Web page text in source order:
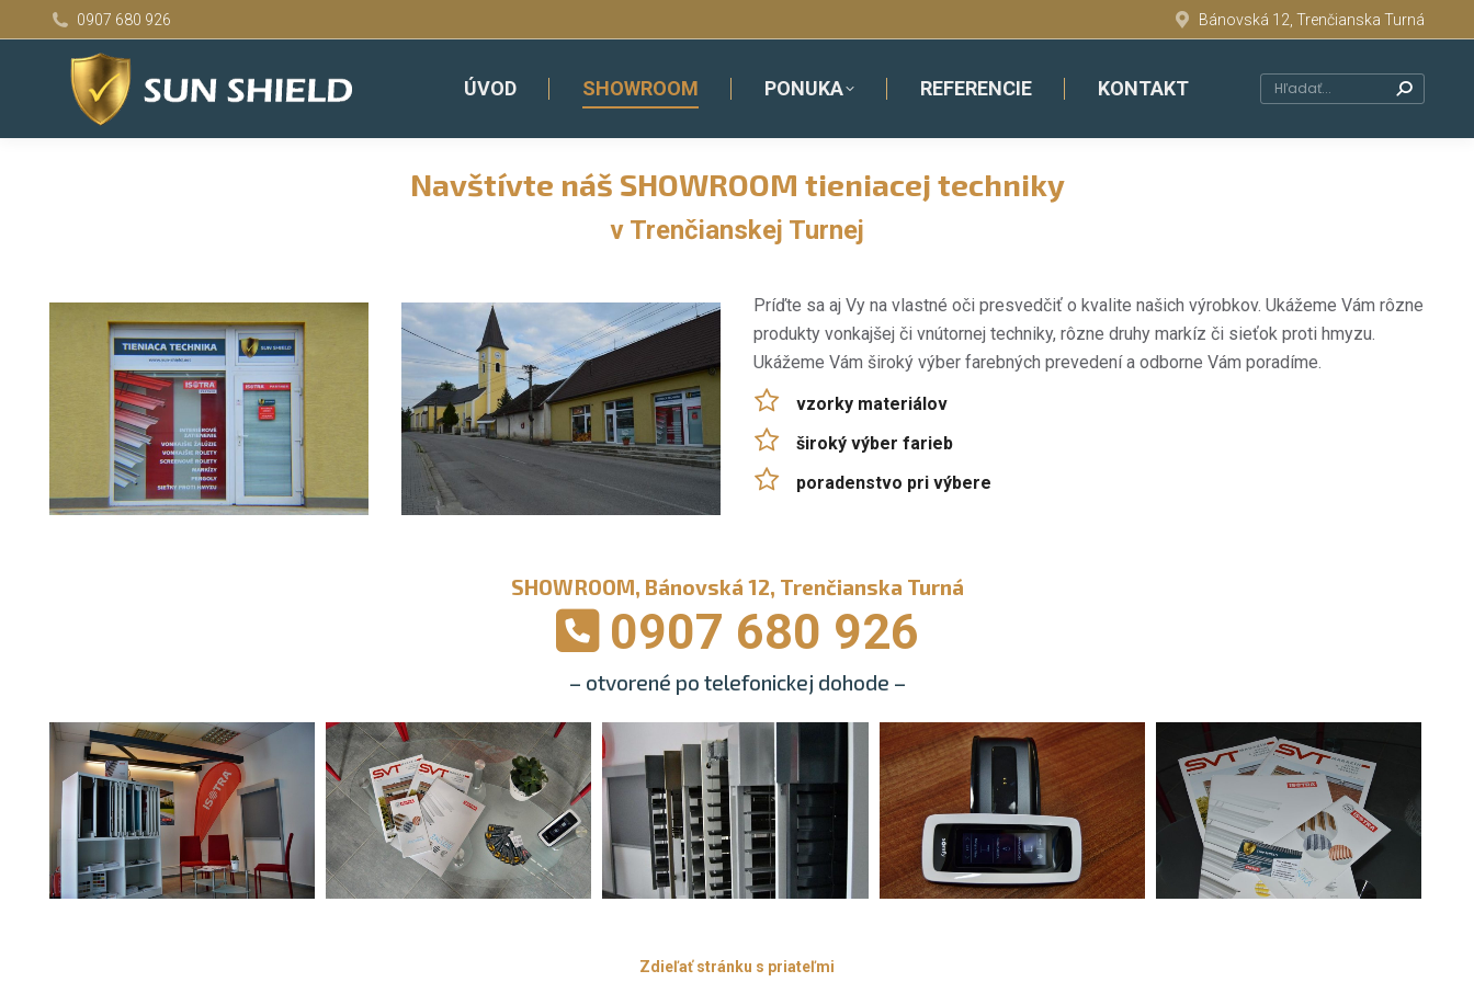
0907 680 926 Bánovská 12, Trenčianska Turná
ÚVOD SHOWROOM PONUKA REFERENCIE KONTAKT Search:
Navštívte náš SHOWROOM tieniacej techniky
v Trenčianskej Turnej
Príďte sa aj Vy na vlastné oči presvedčiť o kvalite našich výrobkov. Ukážeme Vám rôzne
produkty vonkajšej či vnútornej techniky, rôzne druhy markíz či sieťok proti hmyzu.
Ukážeme Vám široký výber farebných prevedení a odborne Vám poradíme.
vzorky materiálov
široký výber farieb
poradenstvo pri výbere
SHOWROOM, Bánovská 12, Trenčianska Turná
0907 680 926
– otvorené po telefonickej dohode –
Zdieľať stránku s priateľmi